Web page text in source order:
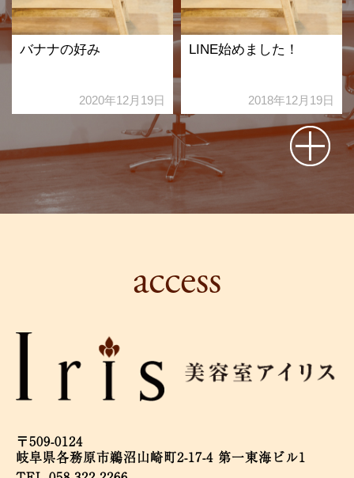
バナナの好み
2020年12月19日
LINE始めました！
2018年12月19日
access
〒509-0124
岐阜県各務原市鵜沼山崎町2-17-4 第一東海ビル1